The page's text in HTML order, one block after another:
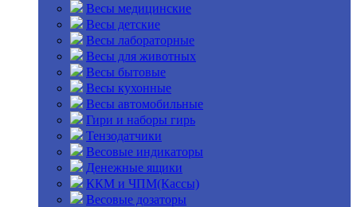
Весы медицинские
Весы детские
Весы лабораторные
Весы для животных
Весы бытовые
Весы кухонные
Весы автомобильные
Гири и наборы гирь
Тензодатчики
Весовые индикаторы
Денежные ящики
ККМ и ЧПМ(Кассы)
Весовые дозаторы